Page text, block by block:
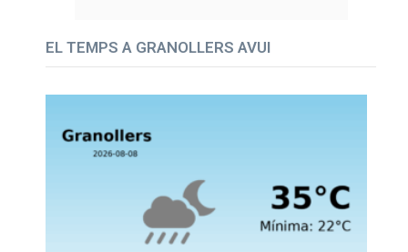
EL TEMPS A GRANOLLERS AVUI